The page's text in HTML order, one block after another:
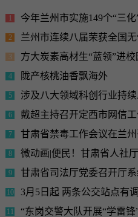
1 今年兰州市实施149个“三化
2 兰州市连续八届荣获全国
3 方大炭素高材生“蓝领”进
4 陇产核桃油香飘海外
5 涉及八大领域科创行业持
6 戴超主持召开定西市网信
7 甘肃省禁毒工作会议在兰
8 微动画|便民！甘肃省人社
9 甘肃省司法厅党委召开厅
10 3月5日起 两条公交站点有
11 “东岗交警大队开展“学雷锋